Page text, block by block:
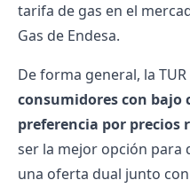
tarifa de gas en el
Gas de Endesa.
De forma general, la
consumidores con bajo
preferencia por precios
ser la mejor opción
una oferta dual junto